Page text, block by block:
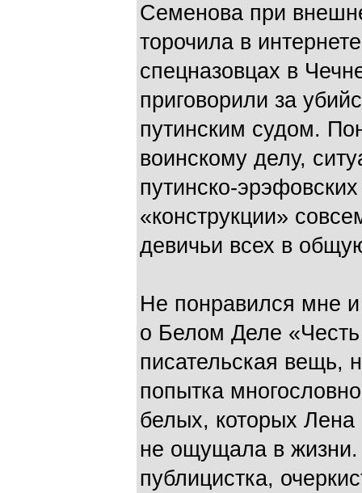
Семенова при
торочила в
спецназовцах в
приговорили за
путинским судом.
воинскому делу,
путинско-
«конструкции»
девичьи всех в
Не понравился мне
о Белом Деле
писательская вещь,
попытка
белых, которых Лена
не ощущала в
публицистка,